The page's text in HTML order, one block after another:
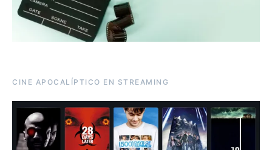
CINE APOCALÍPTICO EN STREAMING